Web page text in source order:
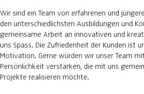
Wir sind ein Team von erfahrenen und
den unterschiedlichsten Ausbildungen und
gemeinsame Arbeit an innovativen und
uns Spass. Die Zufriedenheit der Kunden ist
Motivation. Gerne würden wir unser Team
Persönlichkeit verstärken, die mit uns
Projekte realisieren möchte.